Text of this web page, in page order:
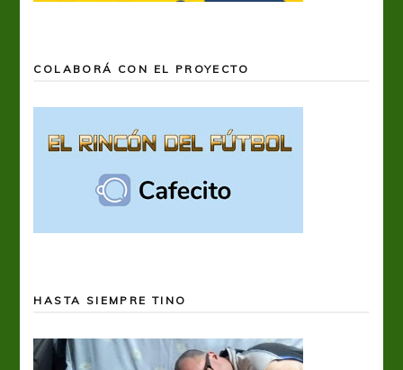
COLABORÁ CON EL PROYECTO
HASTA SIEMPRE TINO